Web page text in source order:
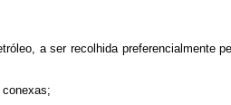
a ser recolhida preferencialmente